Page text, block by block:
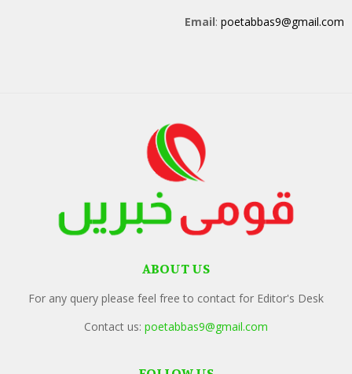
Email: poetabbas9@gmail.com
ABOUT US
For any query please feel free to contact for Editor's Desk
Contact us: poetabbas9@gmail.com